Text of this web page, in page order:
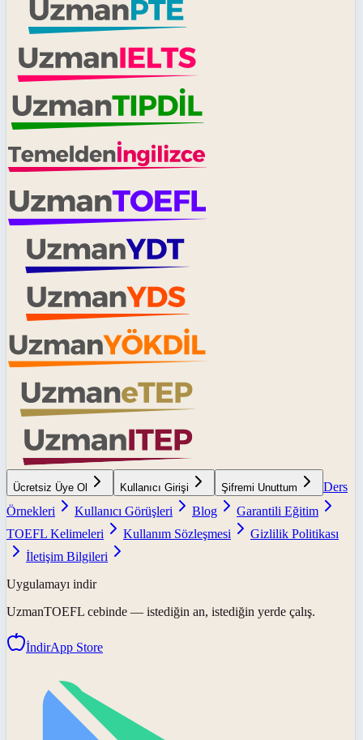
Ücretsiz Üye Ol Kullanıcı Girişi Şifremi Unuttum
Ders
Örnekleri
Kullanıcı Görüşleri Blog
Garantili Eğitim
TOEFL Kelimeleri
Kullanım Sözleşmesi
Gizlilik Politikası
İletişim Bilgileri
Uygulamayı indir
UzmanTOEFL cebinde — istediğin an, istediğin yerde çalış.
İndirApp Store